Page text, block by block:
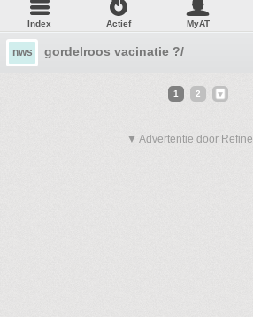
Index Actief MyAT
nws gordelroos vacinatie ?/
1 2
▼ Advertentie door